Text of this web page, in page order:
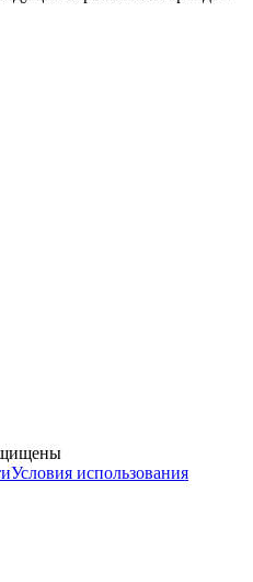
Условия использования